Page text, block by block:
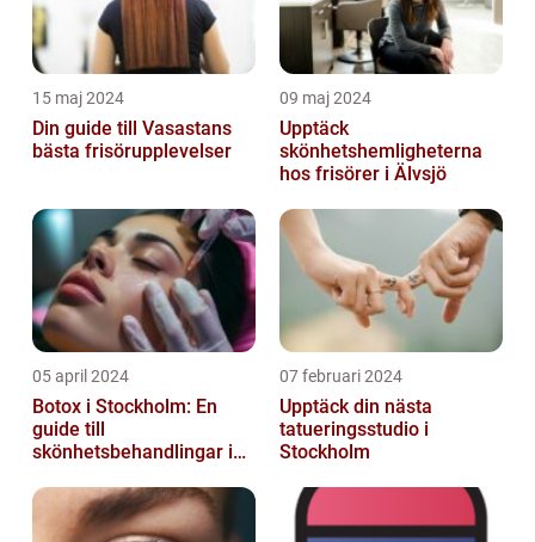
15 maj 2024
Din guide till Vasastans
bästa frisörupplevelser
09 maj 2024
Upptäck
skönhetshemligheterna
hos frisörer i Älvsjö
05 april 2024
Botox i Stockholm: En
guide till
skönhetsbehandlingar i
07 februari 2024
Upptäck din nästa
tatueringsstudio i
Stockholm